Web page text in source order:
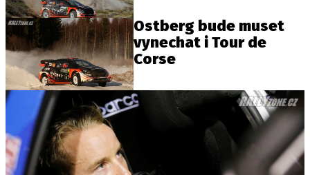
Ostberg bude muset
vynechat i Tour de
Corse